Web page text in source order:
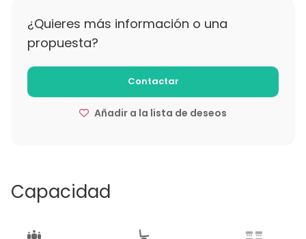
¿Quieres más información o una
propuesta?
Contactar
Añadir a la lista de deseos
Capacidad